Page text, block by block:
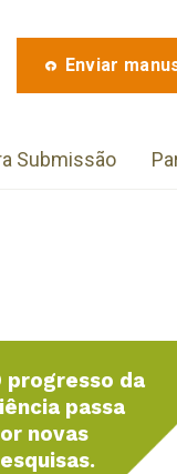
Enviar
Submissão
progresso da
passa
novas